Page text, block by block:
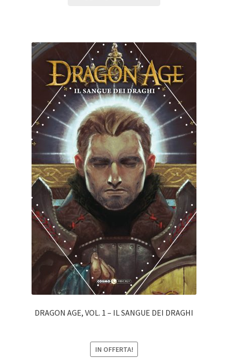
DRAGON AGE, VOL. 1 – IL SANGUE DEI DRAGHI
IN OFFERTA!